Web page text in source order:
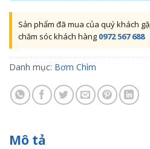
Sản phẩm đã mua của quý khách
chăm sóc khách hàng 0972 567 688
Danh mục: Bơm Chìm
Mô tả